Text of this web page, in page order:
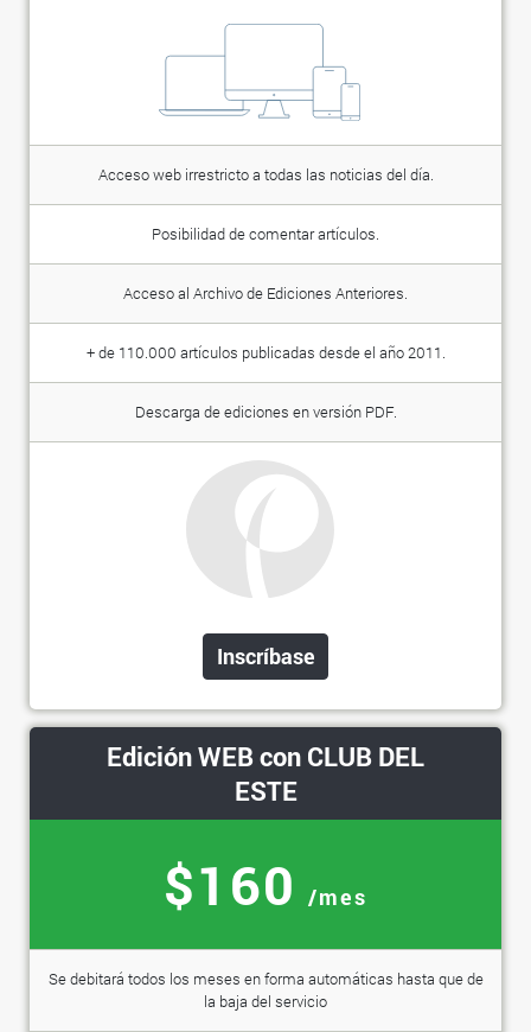
Acceso web irrestricto a todas las noticias del día.
Posibilidad de comentar artículos.
Acceso al Archivo de Ediciones Anteriores.
+ de 110.000 artículos publicadas desde el año 2011.
Descarga de ediciones en versión PDF.
Inscríbase
Edición WEB con CLUB DEL
ESTE
$160 /mes
Se debitará todos los meses en forma automáticas hasta que de
la baja del servicio